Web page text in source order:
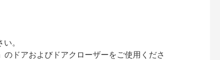
。
ドアおよびドアクローザーをご使用くださ